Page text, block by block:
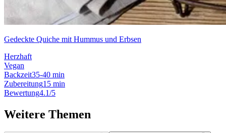
Gedeckte Quiche mit Hummus und Erbsen
Herzhaft
Vegan
Backzeit35-40 min
Zubereitung15 min
Bewertung4.1/5
Weitere Themen